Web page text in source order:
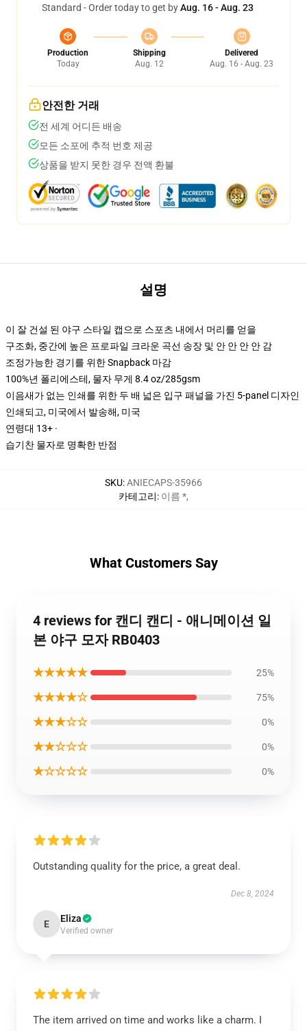
Standard - Order today to get byAug. 16 - Aug. 23
Production
Today
Shipping
Aug. 12
Delivered
Aug. 16 - Aug. 23
안전한 거래
전 세계 어디든 배송
모든 소포에 추적 번호 제공
상품을 받지 못한 경우 전액 환불
설명
이 잘 건설 된 야구 스타일 캡으로 스포츠 내에서 머리를 얻을
구조화, 중간에 높은 프로파일 크라운 곡선 송장 및 안 안 안 안 감
조정가능한 경기를 위한 Snapback 마감
100%년 폴리에스테, 물자 무게 8.4 oz/285gsm
이음새가 없는 인쇄를 위한 두 배 넓은 입구 패널을 가진 5-panel 디자인
인쇄되고, 미국에서 발송해, 미국
연령대 13+ ·
습기찬 물자로 명확한 반점
SKU:ANIECAPS-35966
카테고리: 이름 *,
What Customers Say
4 reviews for 캔디 캔디 - 애니메이션 일
본 야구 모자 RB0403
★★★★★ 25%
★★★★☆ 75%
★★★☆☆ 0%
★★☆☆☆ 0%
★☆☆☆☆ 0%
Outstanding quality for the price, a great deal.
Dec 8, 2024
E Eliza
Verified owner
The item arrived on time and works like a charm. I